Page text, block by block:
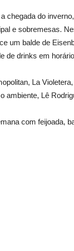
chegada do
e sobremesas.
um balde de
de drinks em
La
ambiente, Lê
com feijoada,